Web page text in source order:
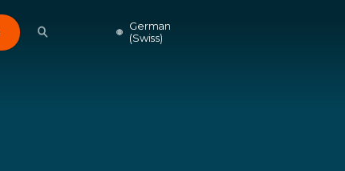
German
(Swiss)